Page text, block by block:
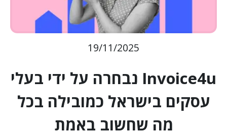
19/11/2025
Invoice4u נבחרה על ידי בעלי
עסקים בישראל כמובילה בכל
מה שחשוב באמת